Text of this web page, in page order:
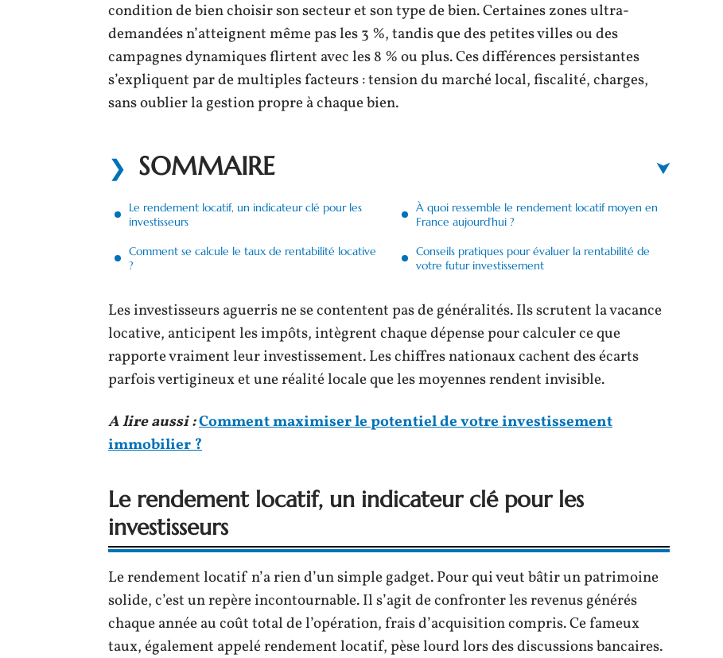
condition de bien choisir son secteur et son type de bien. Certaines zones ultra-
demandées n’atteignent même pas les 3 %, tandis que des petites villes ou des
campagnes dynamiques flirtent avec les 8 % ou plus. Ces différences persistantes
s’expliquent par de multiples facteurs : tension du marché local, fiscalité, charges,
sans oublier la gestion propre à chaque bien.
SOMMAIRE
Le rendement locatif, un indicateur clé pour les
investisseurs
Comment se calcule le taux de rentabilité locative
?
À quoi ressemble le rendement locatif moyen en
France aujourd’hui ?
Conseils pratiques pour évaluer la rentabilité de
votre futur investissement
Les investisseurs aguerris ne se contentent pas de généralités. Ils scrutent la vacance
locative, anticipent les impôts, intègrent chaque dépense pour calculer ce que
rapporte vraiment leur investissement. Les chiffres nationaux cachent des écarts
parfois vertigineux et une réalité locale que les moyennes rendent invisible.
A lire aussi :Comment maximiser le potentiel de votre investissement
immobilier ?
Le rendement locatif, un indicateur clé pour les
investisseurs
Le rendement locatif n’a rien d’un simple gadget. Pour qui veut bâtir un patrimoine
solide, c’est un repère incontournable. Il s’agit de confronter les revenus générés
chaque année au coût total de l’opération, frais d’acquisition compris. Ce fameux
taux, également appelé rendement locatif, pèse lourd lors des discussions bancaires.